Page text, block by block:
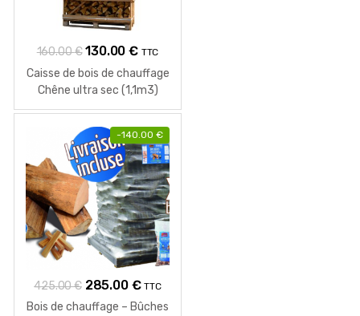
160.00€ Le
prix
initial
était :
160.00 €.
130.00€Le
prix
actuel
est :
130.00 €.
TTC
Caisse de bois de chauffage
Chêne ultra sec (1,1m3)
-140.00 €
425.00€ Le
prix
285.00 €Le
prix
TTC
Bois de chauffage – Bûches